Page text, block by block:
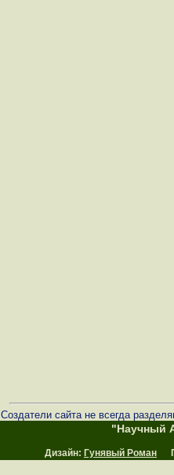
Создатели сайта не всегда
"Научный
Дизайн: Гунявый Роман